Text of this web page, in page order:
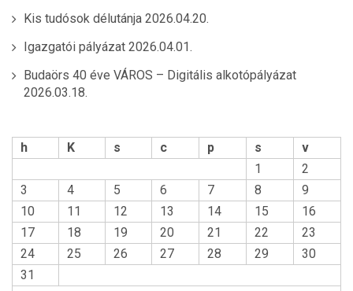
Kis tudósok délutánja 2026.04.20.
Igazgatói pályázat 2026.04.01.
Budaörs 40 éve VÁROS – Digitális alkotópályázat
2026.03.18.
h K s c p s
v
1
2
3
4 5 6 7 8
9
10
11 12 13 14 15
16
17
18 19 20 21 22
23
24
25 26 27 28 29
30
31